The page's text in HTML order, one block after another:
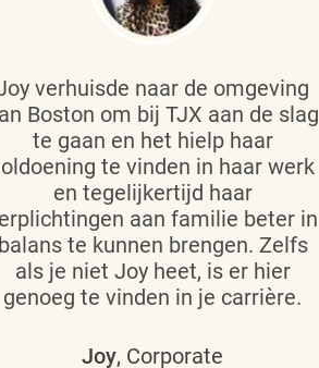
verhuisde naar de omgeving
Boston om bij TJX aan de slag
te gaan en het hielp haar
te vinden in haar werk
en tegelijkertijd haar
aan familie beter in
balans te kunnen brengen. Zelfs
als je niet Joy heet, is er hier
genoeg te vinden in je carrière.
Joy, Corporate